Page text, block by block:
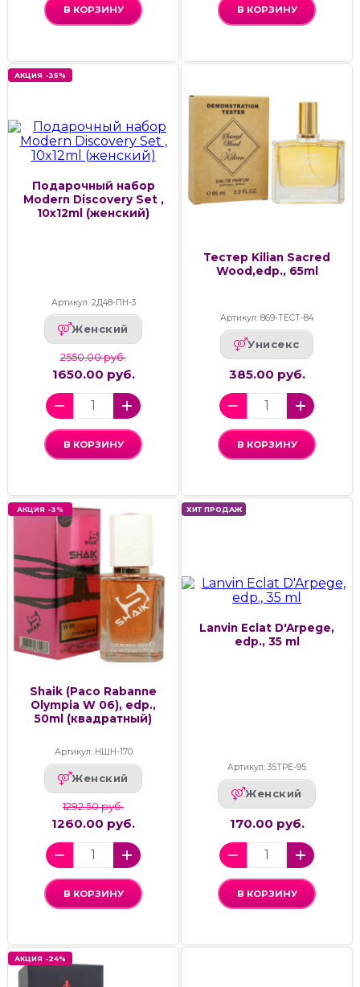
В КОРЗИНУ В КОРЗИНУ
АКЦИЯ -35%
Подарочный набор
Modern Discovery Set ,
10x12ml (женский)
Артикул: 2Д48-ПН-3
Женский
2550.00 руб.
1650.00 руб.
В КОРЗИНУ
Тестер Kilian Sacred
Wood,edp., 65ml
Артикул: 869-ТЕСТ-84
Унисекс
385.00 руб.
В КОРЗИНУ
АКЦИЯ -3%
Shaik (Paco Rabanne
Olympia W 06), edp.,
50ml (квадратный)
Артикул: НШН-170
Женский
1292.50 руб.
1260.00 руб.
В КОРЗИНУ
ХИТ ПРОДАЖ
Lanvin Eclat D'Arpege,
edp., 35 ml
Артикул: 35ТРЕ-95
Женский
170.00 руб.
В КОРЗИНУ
АКЦИЯ -24%